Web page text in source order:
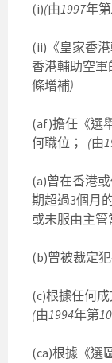
(i)(由1997年第
(ii)《皇家香
香港輔助空軍
條增補)
(af)擔任《選
何職位； (由
(a)曾在香港
期超過3個月
或未服由主管
(b)曾被裁定
(c)根據任何
(由1994年第10
(ca)根據《選